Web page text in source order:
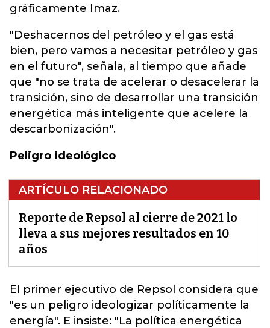
gráficamente Imaz.
"Deshacernos del petróleo y el gas está
bien, pero vamos a necesitar petróleo y gas
en el futuro", señala, al tiempo que añade
que "no se trata de acelerar o desacelerar la
transición, sino de desarrollar una transición
energética más inteligente que acelere la
descarbonización".
Peligro ideológico
ARTÍCULO RELACIONADO
Reporte de Repsol al cierre de 2021 lo
lleva a sus mejores resultados en 10
años
El primer ejecutivo de Repsol considera que
"es un peligro ideologizar políticamente la
energía". E insiste: "La política energética